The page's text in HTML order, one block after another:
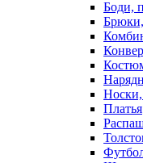
Боди,
Носки,
Платья